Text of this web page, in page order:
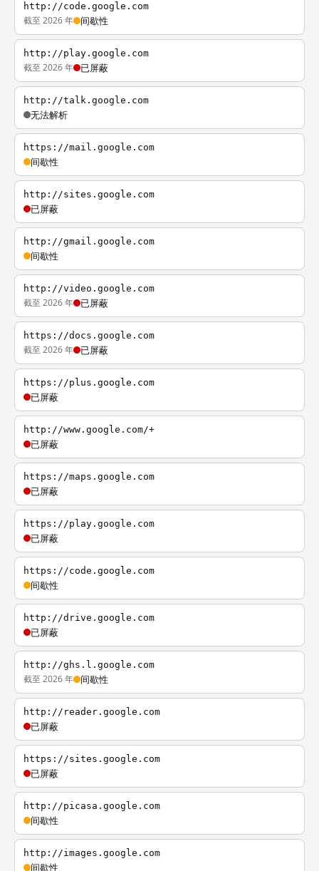
http://code.google.com
截至 2026 年 间歇性
http://play.google.com
截至 2026 年 已屏蔽
http://talk.google.com
无法解析
https://mail.google.com
间歇性
http://sites.google.com
已屏蔽
http://gmail.google.com
间歇性
http://video.google.com
截至 2026 年 已屏蔽
https://docs.google.com
截至 2026 年 已屏蔽
https://plus.google.com
已屏蔽
http://www.google.com/+
已屏蔽
https://maps.google.com
已屏蔽
https://play.google.com
已屏蔽
https://code.google.com
间歇性
http://drive.google.com
已屏蔽
http://ghs.l.google.com
截至 2026 年 间歇性
http://reader.google.com
已屏蔽
https://sites.google.com
已屏蔽
http://picasa.google.com
间歇性
http://images.google.com
间歇性